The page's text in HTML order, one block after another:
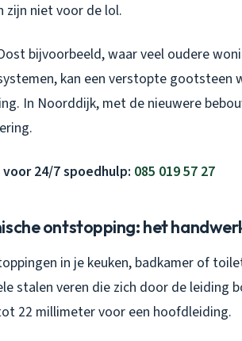
zijn niet voor de lol.
bijvoorbeeld, waar veel oudere
kan een verstopte gootsteen
In Noorddijk, met de nieuwere
24/7 spoedhulp: 085 019 57 27
ontstopping: het
in je keuken, badkamer of
stalen veren die zich door de leiding
22 millimeter voor een hoofdleiding.